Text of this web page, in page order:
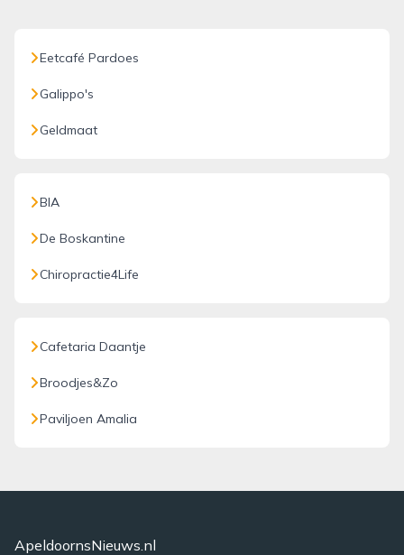
Eetcafé Pardoes
Galippo's
Geldmaat
BIA
De Boskantine
Chiropractie4Life
Cafetaria Daantje
Broodjes&Zo
Paviljoen Amalia
ApeldoornsNieuws.nl